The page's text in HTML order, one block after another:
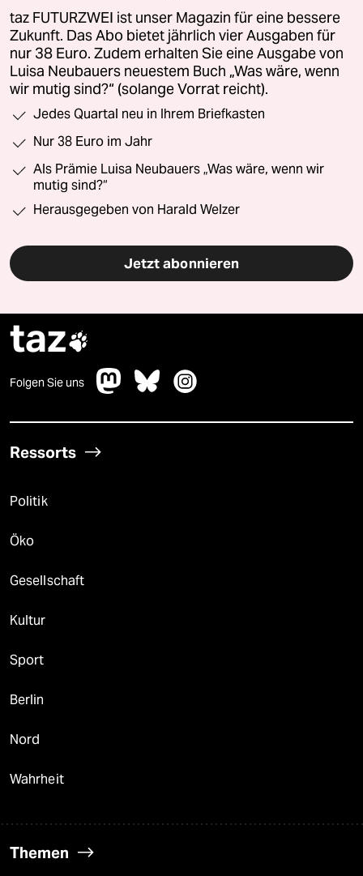
taz FUTURZWEI ist unser Magazin für eine bessere
Zukunft. Das Abo bietet jährlich vier Ausgaben für
nur 38 Euro. Zudem erhalten Sie eine Ausgabe von
Luisa Neubauers neuestem Buch „Was wäre, wenn
wir mutig sind?“ (solange Vorrat reicht).
Jedes Quartal neu in Ihrem Briefkasten
Nur 38 Euro im Jahr
Als Prämie Luisa Neubauers „Was wäre, wenn wir
mutig sind?“
Herausgegeben von Harald Welzer
Jetzt abonnieren
taz
Folgen Sie uns
Ressorts
Politik
Öko
Gesellschaft
Kultur
Sport
Berlin
Nord
Wahrheit
Themen